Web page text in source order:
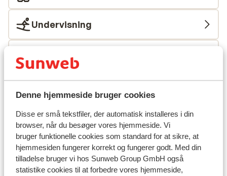
Denne hjemmeside bruger cookies
Disse er små tekstfiler, der automatisk installeres i din
browser, når du besøger vores hjemmeside. Vi
bruger funktionelle cookies som standard for at sikre, at
hjemmesiden fungerer korrekt og fungerer godt. Med din
tilladelse bruger vi hos Sunweb Group GmbH også
statistike cookies til at forbedre vores hjemmeside,
Undervisning
Andre overnatningssteder i Arabba-
Marmolada
Hotel Pordoi
Hotel Al Forte